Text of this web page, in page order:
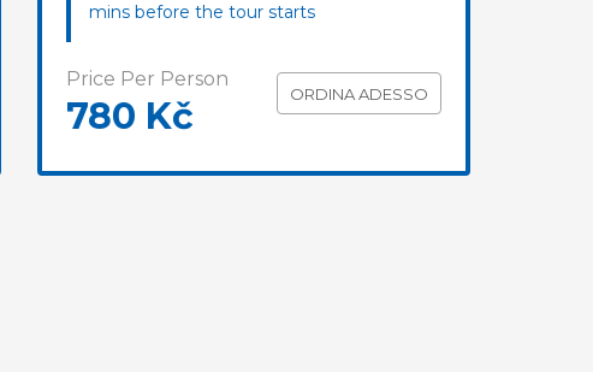
mins before the tour starts
Price Per Person
780 Kč ORDINA ADESSO